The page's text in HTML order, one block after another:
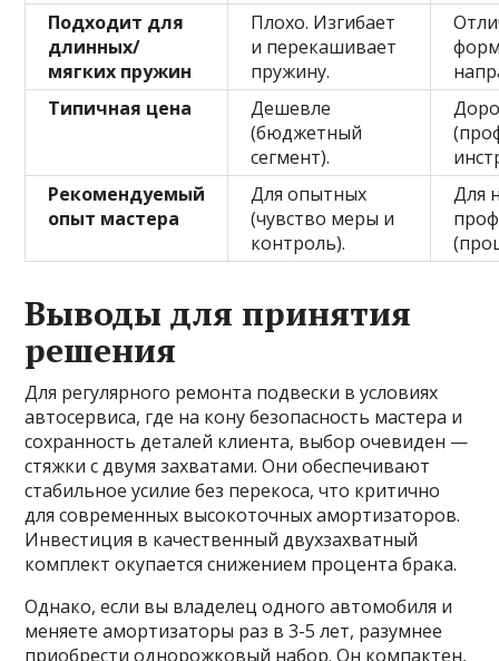
Подходит для
длинных/
мягких пружин
Плохо. Изгибает
и перекашивает
пружину.
Типичная цена
Дешевле
(бюджетный
сегмент).
Рекомендуемый
опыт мастера
Для опытных
(чувство меры и
контроль).
Для
Выводы для принятия
решения
Для регулярного ремонта подвески в условиях
автосервиса, где на кону безопасность мастера и
сохранность деталей клиента, выбор очевиден —
стяжки с двумя захватами. Они обеспечивают
стабильное усилие без перекоса, что критично
для современных высокоточных амортизаторов.
Инвестиция в качественный двухзахватный
комплект окупается снижением процента брака.
Однако, если вы владелец одного автомобиля и
меняете амортизаторы раз в 3-5 лет, разумнее
приобрести однорожковый набор. Он компактен,